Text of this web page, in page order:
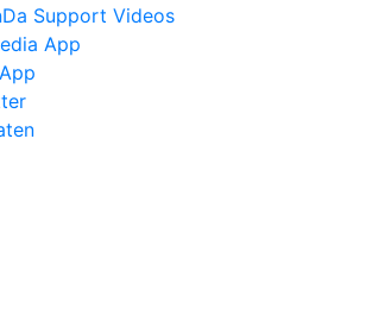
Support Videos
App